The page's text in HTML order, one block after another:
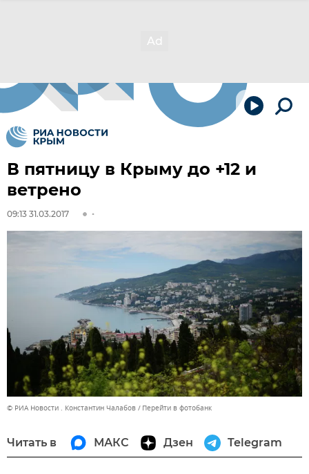
В пятницу в Крыму до +12 и
ветрено
09:13 31.03.2017
© РИА Новости . Константин Чалабов Перейти в фотобанк
Читать в МАКС Дзен Telegram